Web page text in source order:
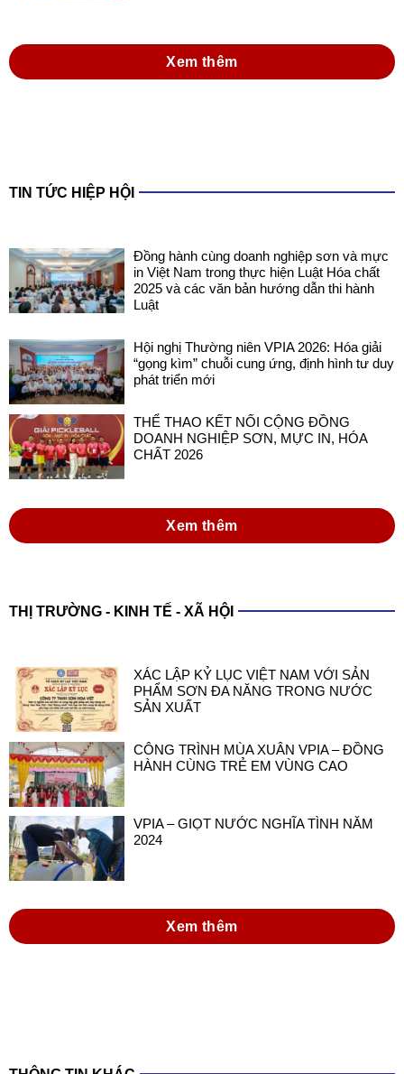
Xem thêm
TIN TỨC HIỆP HỘI
Đồng hành cùng doanh nghiệp sơn và mực
in Việt Nam trong thực hiện Luật Hóa chất
2025 và các văn bản hướng dẫn thi hành
Luật
Hội nghị Thường niên VPIA 2026: Hóa giải
“gọng kìm” chuỗi cung ứng, định hình tư duy
phát triển mới
THỂ THAO KẾT NỐI CỘNG ĐỒNG
DOANH NGHIỆP SƠN, MỰC IN, HÓA
CHẤT 2026
Xem thêm
THỊ TRƯỜNG - KINH TẾ - XÃ HỘI
XÁC LẬP KỶ LỤC VIỆT NAM VỚI SẢN
PHẨM SƠN ĐA NĂNG TRONG NƯỚC
SẢN XUẤT
CÔNG TRÌNH MÙA XUÂN VPIA – ĐỒNG
HÀNH CÙNG TRẺ EM VÙNG CAO
VPIA – GIỌT NƯỚC NGHĨA TÌNH NĂM
2024
Xem thêm